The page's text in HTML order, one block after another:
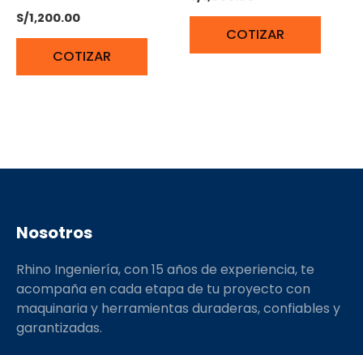
S/1,200.00
COTIZAR
COTIZAR
Nosotros
Rhino Ingeniería, con 15 años de experiencia, te
acompaña en cada etapa de tu proyecto con
maquinaria y herramientas duraderas, confiables y
garantizadas.